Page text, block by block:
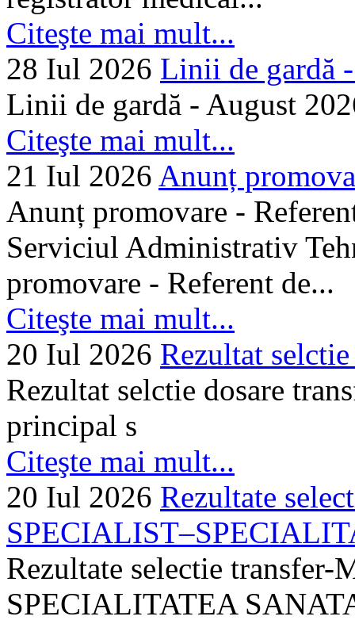
Citeşte mai mult...
28 Iul 2026 Linii de gardă
Linii de gardă - August
Citeşte mai mult...
21 Iul 2026 Anunț
Anunț promovare -
Serviciul Administrativ
promovare - Referent de...
Citeşte mai mult...
20 Iul 2026 Rezultat
Rezultat selctie dosare
principal s
Citeşte mai mult...
20 Iul 2026 Rezultate
Rezultate selectie
SPECIALITATEA